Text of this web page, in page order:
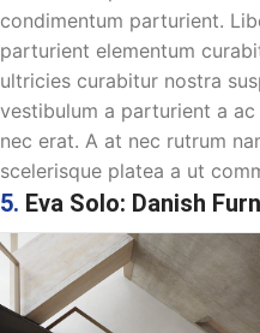
condimentum parturient.
parturient elementum
ultricies curabitur nostra
vestibulum a parturient a
nec erat. A at nec rutrum
scelerisque platea a ut
5. Eva Solo: Danish